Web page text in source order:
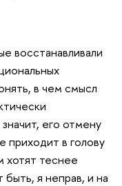
восстанавливали
в чем смысл
его отмену
приходит в голову
хотят теснее
я неправ, и на